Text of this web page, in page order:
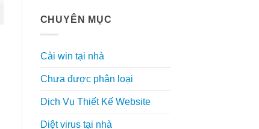
CHUYÊN MỤC
Cài win tại nhà
Chưa được phân loại
Dịch Vụ Thiết Kế Website
Diệt virus tại nhà